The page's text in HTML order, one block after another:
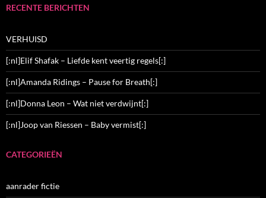
RECENTE BERICHTEN
VERHUISD
[:nl]Elif Shafak – Liefde kent veertig regels[:]
[:nl]Amanda Ridings – Pause for Breath[:]
[:nl]Donna Leon – Wat niet verdwijnt[:]
[:nl]Joop van Riessen – Baby vermist[:]
CATEGORIEËN
aanrader fictie